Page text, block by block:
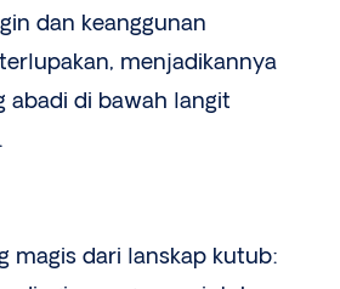
dan keanggunan
menjadikannya
abadi di bawah langit
magis dari lanskap kutub: